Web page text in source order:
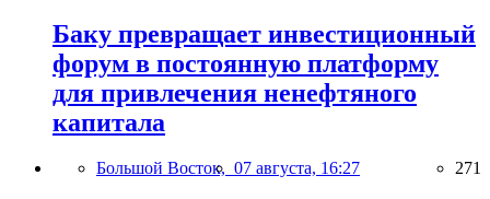
Баку превращает инвестиционный
форум в постоянную платформу
для привлечения ненефтяного
капитала
Большой Восток, 07 августа, 16:27 271